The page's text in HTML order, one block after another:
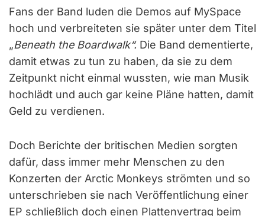
Fans der Band luden die Demos auf MySpace
hoch und verbreiteten sie später unter dem Titel
„Beneath the Boardwalk“. Die Band dementierte,
damit etwas zu tun zu haben, da sie zu dem
Zeitpunkt nicht einmal wussten, wie man Musik
hochlädt und auch gar keine Pläne hatten, damit
Geld zu verdienen.
Doch Berichte der britischen Medien sorgten
dafür, dass immer mehr Menschen zu den
Konzerten der Arctic Monkeys strömten und so
unterschrieben sie nach Veröffentlichung einer
EP schließlich doch einen Plattenvertrag beim